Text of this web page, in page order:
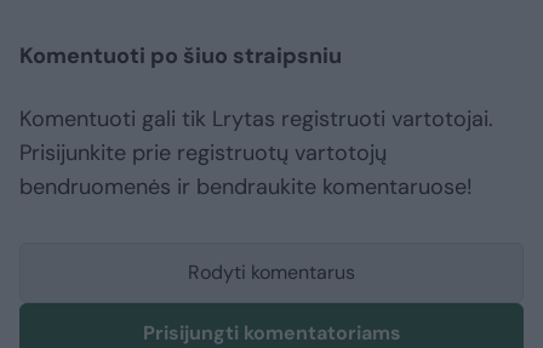
Komentuoti po šiuo straipsniu
Komentuoti gali tik Lrytas registruoti vartotojai.
Prisijunkite prie registruotų vartotojų
bendruomenės ir bendraukite komentaruose!
Rodyti komentarus
Prisijungti komentatoriams